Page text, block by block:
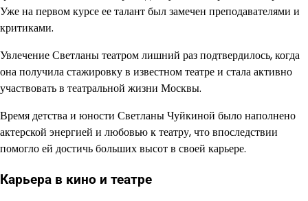
Уже на первом курсе ее талант был замечен преподавателями и
критиками.
Увлечение Светланы театром лишний раз подтвердилось, когда
она получила стажировку в известном театре и стала активно
участвовать в театральной жизни Москвы.
Время детства и юности Светланы Чуйкиной было наполнено
актерской энергией и любовью к театру, что впоследствии
помогло ей достичь больших высот в своей карьере.
Карьера в кино и театре